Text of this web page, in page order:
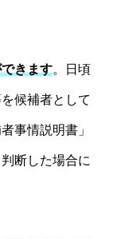
きます。日頃
候補者として
事情説明書」
断した場合に